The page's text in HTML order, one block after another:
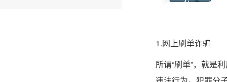
1.网上刷单诈骗
所谓“刷单”，就是